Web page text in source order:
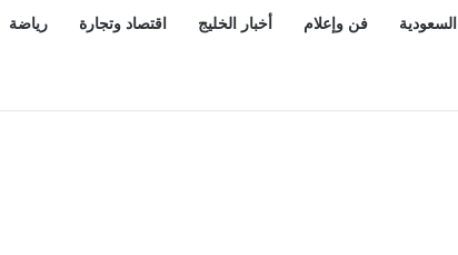
السعودية فن وإعلام أخبار الخليج اقتصاد وتجارة رياضة